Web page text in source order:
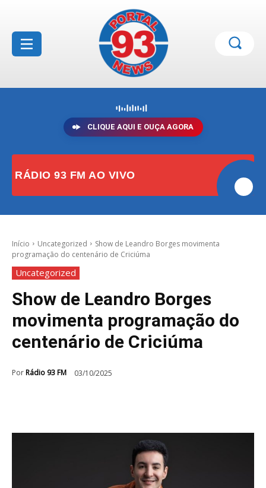
CLIQUE AQUI E OUÇA AGORA
RÁDIO 93 FM AO VIVO
Início Uncategorized
Show de Leandro Borges movimenta
programação do centenário de Criciúma
Uncategorized
Show de Leandro Borges
movimenta programação do
centenário de Criciúma
PorRádio 93 FM 03/10/2025